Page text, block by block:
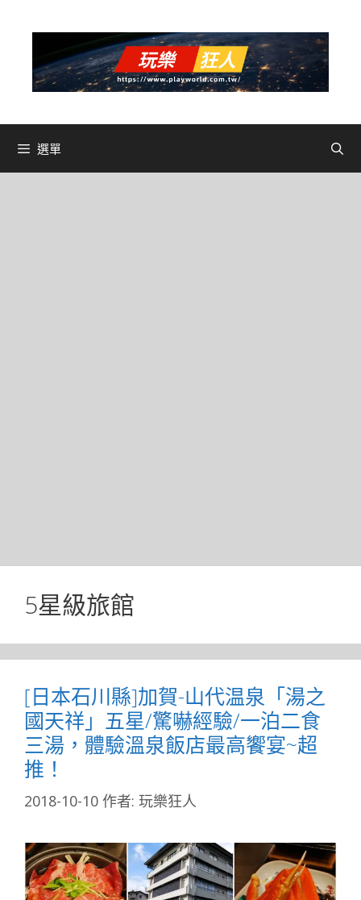
選單
5星級旅館
[日本石川縣]加賀-山代温泉「湯之
國天祥」五星/驚嚇經驗/一泊二食
三湯，體驗溫泉飯店最高饗宴~超
推！
2018-10-10 作者: 玩樂狂人